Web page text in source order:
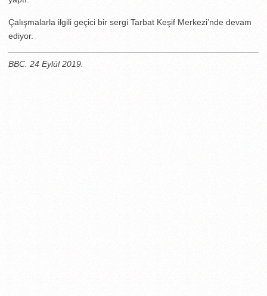
Çalışmalarla ilgili geçici bir sergi Tarbat Keşif Merkezi’nde devam
ediyor.
BBC. 24 Eylül 2019.